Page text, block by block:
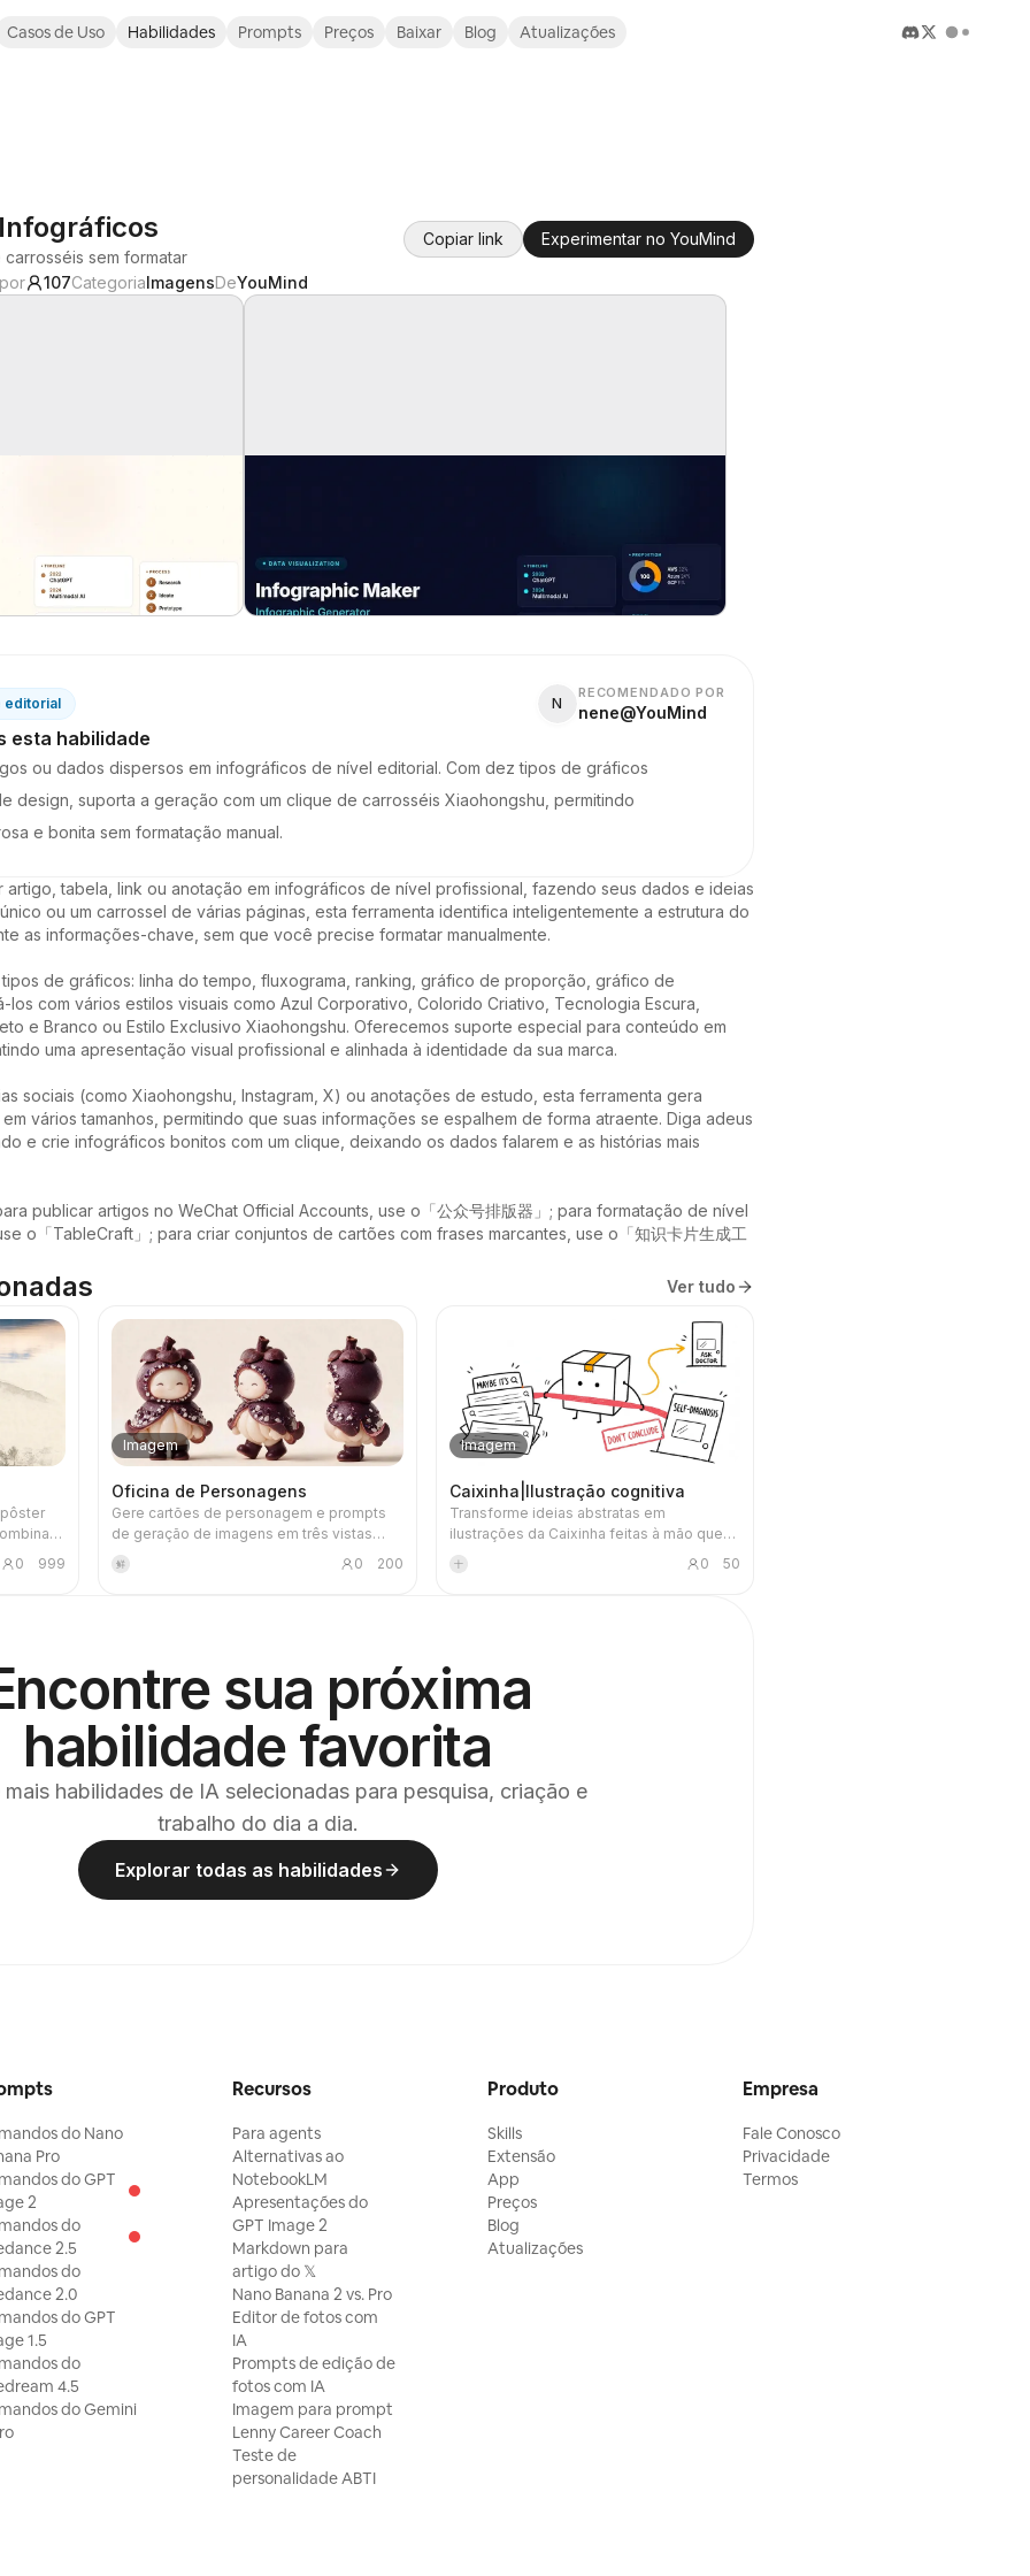
Casos de Uso Habilidades Prompts Preços Baixar Blog Atualizações
sem formatar
Copiar link Experimentar no YouMind
107CategoriaImagensDeYouMind
editorial N
RECOMENDADO POR
nene@YouMind
esta habilidade
ou dados dispersos em infográficos de nível editorial. Com dez tipos de gráficos
design, suporta a geração com um clique de carrosséis Xiaohongshu, permitindo
e bonita sem formatação manual.
artigo, tabela, link ou anotação em infográficos de nível profissional, fazendo seus dados e ideias
ou um carrossel de várias páginas, esta ferramenta identifica inteligentemente a estrutura do
as informações-chave, sem que você precise formatar manualmente.
de gráficos: linha do tempo, fluxograma, ranking, gráfico de proporção, gráfico de
com vários estilos visuais como Azul Corporativo, Colorido Criativo, Tecnologia Escura,
e Branco ou Estilo Exclusivo Xiaohongshu. Oferecemos suporte especial para conteúdo em
uma apresentação visual profissional e alinhada à identidade da sua marca.
sociais (como Xiaohongshu, Instagram, X) ou anotações de estudo, esta ferramenta gera
vários tamanhos, permitindo que suas informações se espalhem de forma atraente. Diga adeus
e crie infográficos bonitos com um clique, deixando os dados falarem e as histórias mais
publicar artigos no WeChat Official Accounts, use o「公众号排版器」; para formatação de nível
o「TableCraft」; para criar conjuntos de cartões com frases marcantes, use o「知识卡片生成工
Ver tudo
um
sim
escala
A
baixa
e
séries
em
O
real
com
parte
0 999
Imagem
Oficina de Personagens
Gere cartões de personagem e prompts
de geração de imagens em três vistas
para o projeto 'Microcosmo das Frutas',
em conformidade com todas as suas
razoável, o desperdício de créditos
durante o processo de geração de
imagens.
鲜 0 200
Imagem
Caixinha|Ilustração cognitiva
Transforme ideias abstratas em
ilustrações da Caixinha feitas à mão que
explicam o conteúdo. Adequado para
artigos, blogs, reflexões sobre produtos,
coletar, selecionar, organizar, corrigir ou
entregar.
十 0 50
sua próxima
habilidade favorita
mais habilidades de IA selecionadas para pesquisa, criação e
trabalho do dia a dia.
Explorar todas as habilidades
do Nano
Pro
do GPT
2
do
2.5
do
2.0
do GPT
1.5
do
4.5
do Gemini
Recursos
Para agents
Alternativas ao
NotebookLM
Apresentações do
GPT Image 2
Markdown para
artigo do 𝕏
Nano Banana 2 vs. Pro
Editor de fotos com
IA
Prompts de edição de
fotos com IA
Imagem para prompt
Lenny Career Coach
Teste de
personalidade ABTI
Produto
Skills
Extensão
App
Preços
Blog
Atualizações
Empresa
Fale Conosco
Privacidade
Termos